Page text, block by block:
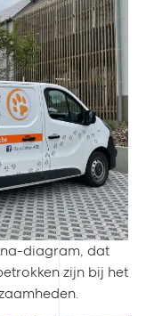
diagram, dat
zijn bij het